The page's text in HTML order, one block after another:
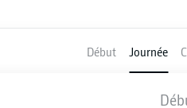
Début Journée
DORTMUND -